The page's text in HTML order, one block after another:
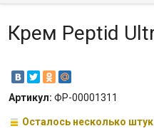
Крем Peptid
Артикул: ФР-00001311
Осталось несколько штук